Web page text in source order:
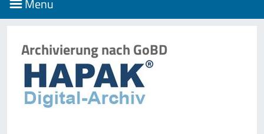
Menu
Archivierung nach GoBD